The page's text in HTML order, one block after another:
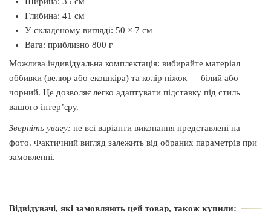
Глибина: 41 см
У складеному вигляді: 50 × 7 см
Вага: приблизно 800 г
Можлива індивідуальна комплектація: вибирайте матеріал
оббивки (велюр або екошкіра) та колір ніжок — білий або
чорний. Це дозволяє легко адаптувати підставку під стиль
вашого інтер’єру.
Зверніть увагу: не всі варіанти виконання представлені на
фото. Фактичний вигляд залежить від обраних параметрів при
замовленні.
Країна виробник
Відвідувачі, які замовляють цей товар, також купили: